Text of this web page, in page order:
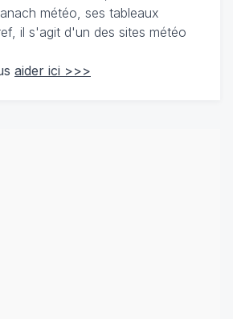
météo, ses tableaux
il s'agit d'un des sites météo
aider ici >>>